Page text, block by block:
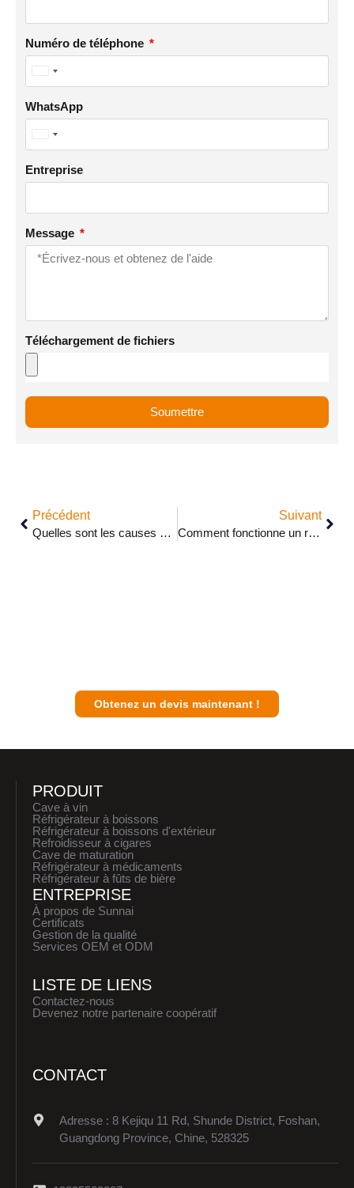
Numéro de téléphone
United
+1
WhatsApp
United
+1
Entreprise
Message
Téléchargement de fichiers
Soumettre
Précédent
Quelles sont les causes possibles pour lesquelles un réfrigérateur à vin ne refroidit pas ?
Suivant
Comment fonctionne un refroidisseur à vin ?
Obtenez un devis maintenant !
PRODUIT
Cave à vin
Réfrigérateur à boissons
Réfrigérateur à boissons d'extérieur
Refroidisseur à cigares
Cave de maturation
Réfrigérateur à médicaments
Réfrigérateur à fûts de bière
ENTREPRISE
À propos de Sunnai
Certificats
Gestion de la qualité
Services OEM et ODM
LISTE DE LIENS
Contactez-nous
Devenez notre partenaire coopératif
CONTACT
Adresse : 8 Kejiqu 11 Rd, Shunde District, Foshan,
Guangdong Province, Chine, 528325